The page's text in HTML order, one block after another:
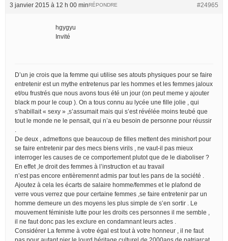
3 janvier 2015 à 12 h 00 min #24965
RÉPONDRE
hgygyu
Invité
D’un je crois que la femme qui utilise ses atouts physiques pour se faire
entretenir est un mythe entretenus par les hommes et les femmes jaloux
et/ou frustrés que nous avons tous été un jour (on peut meme y ajouter
black m pour le coup ). On a tous connu au lycée une fille jolie , qui
s’habillait « sexy » ,s’assumait mais qui s’est révélée moins teubé que
tout le monde ne le pensait, qui n’a eu besoin de personne pour réussir
De deux , admettons que beaucoup de filles mettent des minishort pour
se faire entretenir par des mecs biens virils , ne vaut-il pas mieux
interroger les causes de ce comportement plutot que de le diaboliser ?
En effet ,le droit des femmes à l’instruction et au travail
n’est pas encore entièremennt admis par tout les pans de la société .
Ajoutez à cela les écarts de salaire homme/femmes et le plafond de
verre vous verrez que pour certaine femmes ,se faire entretenir par un
homme demeure un des moyens les plus simple de s’en sortir . Le
mouvement féministe lutte pour les droits ces personnes il me semble ,
il ne faut donc pas les exclure en condamnant leurs actes .
Considérer La femme à votre égal est tout à votre honneur , il ne faut